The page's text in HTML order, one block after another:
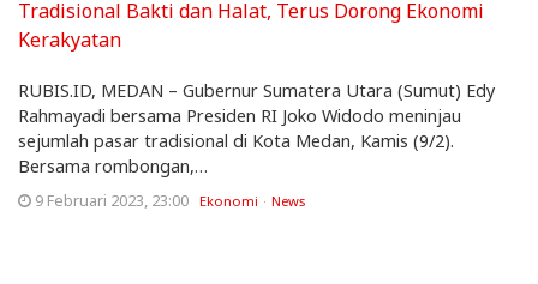
RUBIS.ID, MEDAN – Gubernur Sumatera Utara (Sumut) Edy
Rahmayadi bersama Presiden RI Joko Widodo meninjau
sejumlah pasar tradisional di Kota Medan, Kamis (9/2).
Bersama rombongan,…
9 Februari 2023, 23:00 Ekonomi News